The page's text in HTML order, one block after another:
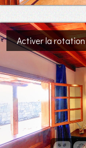
Activer la rotation